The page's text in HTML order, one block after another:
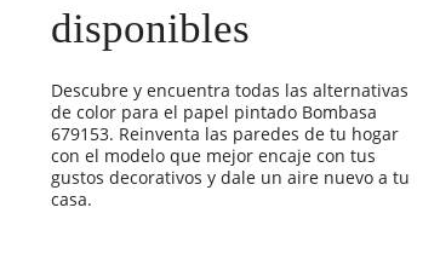
disponibles
Descubre y encuentra todas las alternativas
de color para el papel pintado Bombasa
679153. Reinventa las paredes de tu hogar
con el modelo que mejor encaje con tus
gustos decorativos y dale un aire nuevo a tu
casa.